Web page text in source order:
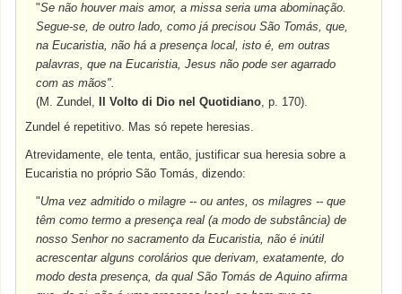
"Se não houver mais amor, a missa seria uma abominação.
Segue-se, de outro lado, como já precisou São Tomás, que,
na Eucaristia, não há a presença local, isto é, em outras
palavras, que na Eucaristia, Jesus não pode ser agarrado
com as mãos".
(M. Zundel,
Il Volto di Dio nel Quotidiano, p. 170).
Zundel é repetitivo. Mas só repete heresias.
Atrevidamente, ele tenta, então, justificar sua heresia sobre a
Eucaristia no próprio São Tomás, dizendo:
"Uma vez admitido o milagre -- ou antes, os milagres -- que
têm como termo a presença real (a modo de substância) de
nosso Senhor no sacramento da Eucaristia, não é inútil
acrescentar alguns corolários que derivam, exatamente, do
modo desta presença, da qual São Tomás de Aquino afirma